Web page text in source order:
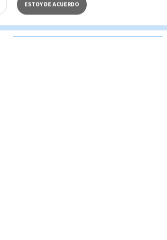
ESTOY DE ACUERDO